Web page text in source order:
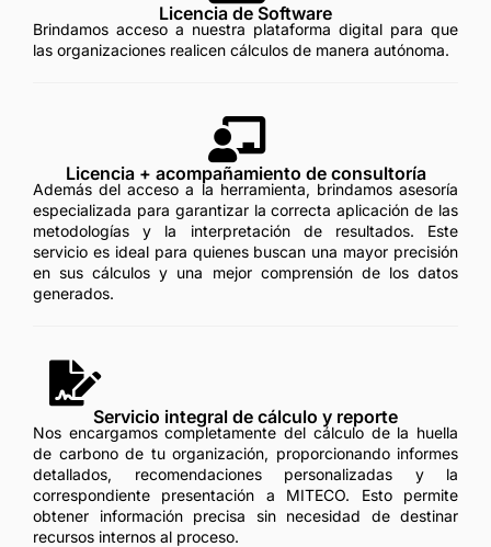
Licencia de Software
Brindamos acceso a nuestra plataforma digital para que
las organizaciones realicen cálculos de manera autónoma.
Licencia + acompañamiento de consultoría
Además del acceso a la herramienta, brindamos asesoría
especializada para garantizar la correcta aplicación de las
metodologías y la interpretación de resultados. Este
servicio es ideal para quienes buscan una mayor precisión
en sus cálculos y una mejor comprensión de los datos
generados.
Servicio integral de cálculo y reporte
Nos encargamos completamente del cálculo de la huella
de carbono de tu organización, proporcionando informes
detallados, recomendaciones personalizadas y la
correspondiente presentación a MITECO. Esto permite
obtener información precisa sin necesidad de destinar
recursos internos al proceso.